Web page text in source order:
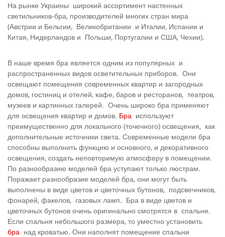
На рынке Украины широкий ассортимент настенных
светильников-бра, производителей многих стран мира
(Австрии и Бельгии, Великобритании и Италии, Испании и
Китая, Нидерландов и Польши, Португалии и США, Чехии).
В наше время бра является одним из популярных и
распространенных видов осветительных приборов. Они
освещают помещения современных квартир и загородных
домов, гостиниц и отелей, кафе, баров и ресторанов, театров,
музеев и картинных галерей. Очень широко бра применяют
для освещения квартир и домов. Бра используют
преимущественно для локального (точечного) освещения, как
дополнительные источники света. Современные модели бра
способны выполнить функцию и основного, и декоративного
освещения, создать неповторимую атмосферу в помещении.
По разнообразию моделей бра уступают только люстрам.
Поражает разнообразие моделей бра, они могут быть
выполнены в виде цветов и цветочных бутонов, подсвечников,
фонарей, факелов, газовых ламп. Бра в виде цветов и
цветочных бутонов очень оригинально смотрятся в спальне.
Если спальня небольшого размера, то уместно установить
бра над кроватью. Они наполнят помещение спальни